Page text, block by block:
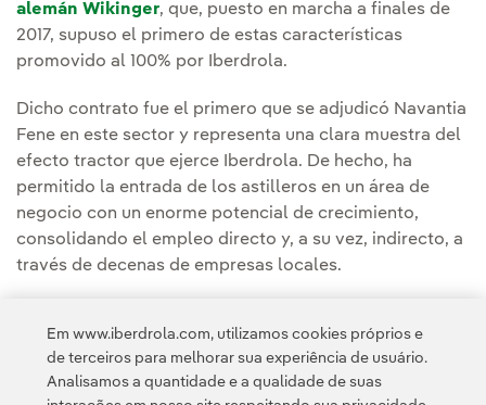
alemán Wikinger, que, puesto en marcha a finales de
2017, supuso el primero de estas características
promovido al 100% por Iberdrola.
Dicho contrato fue el primero que se adjudicó Navantia
Fene en este sector y representa una clara muestra del
efecto tractor que ejerce Iberdrola. De hecho, ha
permitido la entrada de los astilleros en un área de
negocio con un enorme potencial de crecimiento,
consolidando el empleo directo y, a su vez, indirecto, a
través de decenas de empresas locales.
Galicia ascendió, solo en 2018, a cerca de 380 millones
de euros.
Em www.iberdrola.com, utilizamos cookies próprios e
de terceiros para melhorar sua experiência de usuário.
Analisamos a quantidade e a qualidade de suas